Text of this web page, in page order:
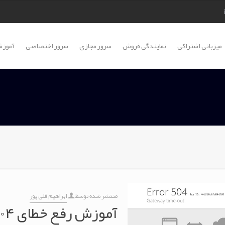
میزبانی اشتراکی نمایندگی فروش سرور مجازی سرور اختصاصی
منتشر شده توسط ابراهیم قلی پور
آموزش رفع خطای ۵۰۴ Gateway Timeout